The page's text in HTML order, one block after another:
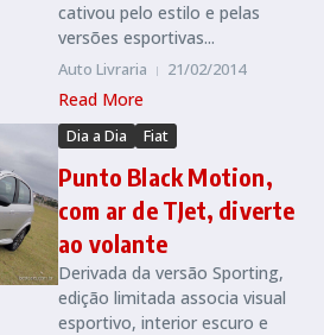
cativou pelo estilo e pelas
versões esportivas...
Auto Livraria 21/02/2014
Read More
Dia a Dia Fiat
Punto Black Motion,
com ar de TJet, diverte
ao volante
Derivada da versão Sporting,
edição limitada associa visual
esportivo, interior escuro e